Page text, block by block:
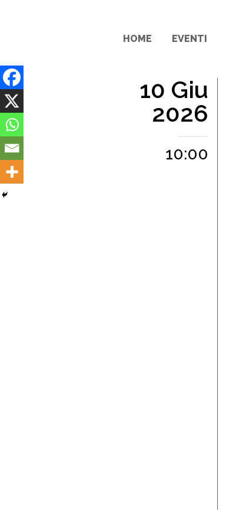
HOME EVENTI
10 Giu
2026
10:00